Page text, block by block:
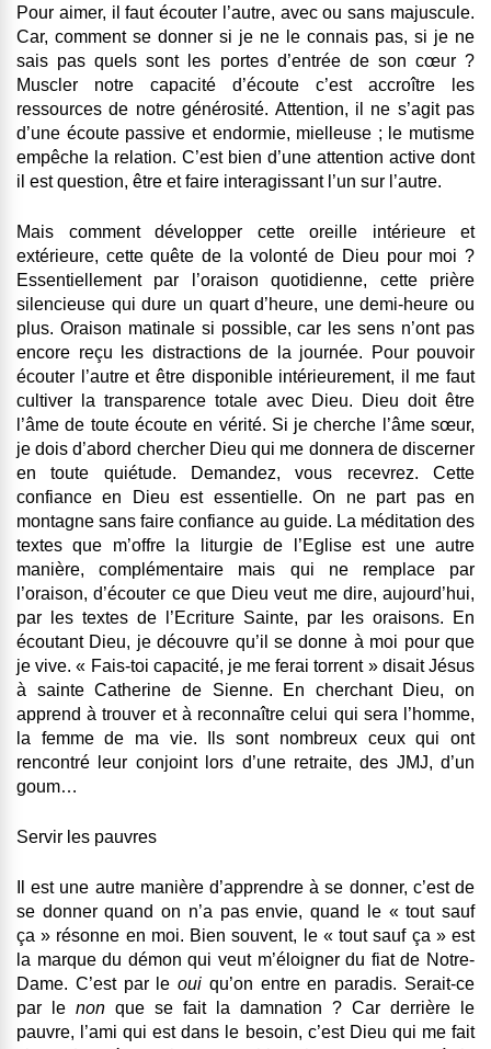
Pour aimer, il faut écouter l’autre, avec ou sans majuscule.
Car, comment se donner si je ne le connais pas, si je ne
sais pas quels sont les portes d’entrée de son cœur ?
Muscler notre capacité d’écoute c’est accroître les
ressources de notre générosité. Attention, il ne s’agit pas
d’une écoute passive et endormie, mielleuse ; le mutisme
empêche la relation. C’est bien d’une attention active dont
il est question, être et faire interagissant l’un sur l’autre.
Mais comment développer cette oreille intérieure et
extérieure, cette quête de la volonté de Dieu pour moi ?
Essentiellement par l’oraison quotidienne, cette prière
silencieuse qui dure un quart d’heure, une demi-heure ou
plus. Oraison matinale si possible, car les sens n’ont pas
encore reçu les distractions de la journée. Pour pouvoir
écouter l’autre et être disponible intérieurement, il me faut
cultiver la transparence totale avec Dieu. Dieu doit être
l’âme de toute écoute en vérité. Si je cherche l’âme sœur,
je dois d’abord chercher Dieu qui me donnera de discerner
en toute quiétude. Demandez, vous recevrez. Cette
confiance en Dieu est essentielle. On ne part pas en
montagne sans faire confiance au guide. La méditation des
textes que m’offre la liturgie de l’Eglise est une autre
manière, complémentaire mais qui ne remplace par
l’oraison, d’écouter ce que Dieu veut me dire, aujourd’hui,
par les textes de l’Ecriture Sainte, par les oraisons. En
écoutant Dieu, je découvre qu’il se donne à moi pour que
je vive. « Fais-toi capacité, je me ferai torrent » disait Jésus
à sainte Catherine de Sienne. En cherchant Dieu, on
apprend à trouver et à reconnaître celui qui sera l’homme,
la femme de ma vie. Ils sont nombreux ceux qui ont
rencontré leur conjoint lors d’une retraite, des JMJ, d’un
goum…
Servir les pauvres
Il est une autre manière d’apprendre à se donner, c’est de
se donner quand on n’a pas envie, quand le « tout sauf
ça » résonne en moi. Bien souvent, le « tout sauf ça » est
la marque du démon qui veut m’éloigner du fiat de Notre-
Dame. C’est par leoui qu’on entre en paradis. Serait-ce
par le non que se fait la damnation ? Car derrière le
pauvre, l’ami qui est dans le besoin, c’est Dieu qui me fait